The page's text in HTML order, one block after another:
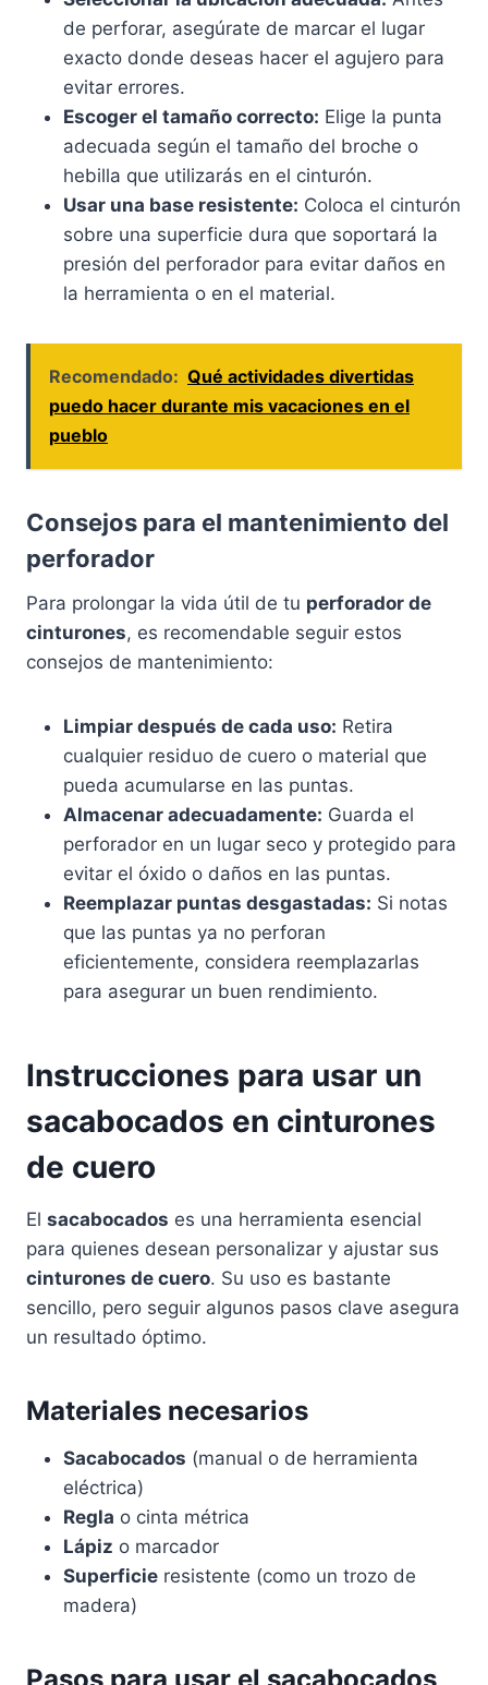
de perforar, asegúrate de marcar el lugar
exacto donde deseas hacer el agujero para
evitar errores.
Escoger el tamaño correcto: Elige la punta
adecuada según el tamaño del broche o
hebilla que utilizarás en el cinturón.
Usar una base resistente: Coloca el cinturón
sobre una superficie dura que soportará la
presión del perforador para evitar daños en
la herramienta o en el material.
Recomendado: Qué actividades divertidas
puedo hacer durante mis vacaciones en el
pueblo
Consejos para el mantenimiento del
perforador
Para prolongar la vida útil de tu perforador de
cinturones, es recomendable seguir estos
consejos de mantenimiento:
Limpiar después de cada uso: Retira
cualquier residuo de cuero o material que
pueda acumularse en las puntas.
Almacenar adecuadamente: Guarda el
perforador en un lugar seco y protegido para
evitar el óxido o daños en las puntas.
Reemplazar puntas desgastadas: Si notas
que las puntas ya no perforan
eficientemente, considera reemplazarlas
para asegurar un buen rendimiento.
Instrucciones para usar un
sacabocados en cinturones
de cuero
El sacabocados es una herramienta esencial
para quienes desean personalizar y ajustar sus
cinturones de cuero. Su uso es bastante
sencillo, pero seguir algunos pasos clave asegura
un resultado óptimo.
Materiales necesarios
Sacabocados (manual o de herramienta
eléctrica)
Regla o cinta métrica
Lápiz o marcador
Superficie resistente (como un trozo de
madera)